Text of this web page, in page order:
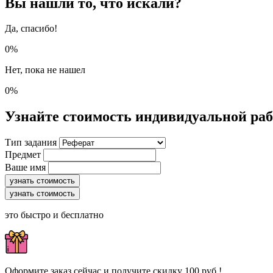
Да, спасибо!
0%
Нет, пока не нашел
0%
Узнайте стоимость индивидуальной
Тип задания
Предмет
Ваше имя
узнать стоимость
узнать стоимость
это быстро и бесплатно